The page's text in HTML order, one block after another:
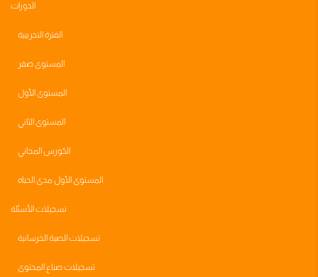
الدورات
الفترة التجريبية
المستوى صفر
المستوى الأول
المستوى الثاني
الكورس المجاني
المستوى الأول مدى الحياه
تسجيلات الأسئلة
تسجيلات الصبة الخرسانية
تسجيلات صناع المحتوى